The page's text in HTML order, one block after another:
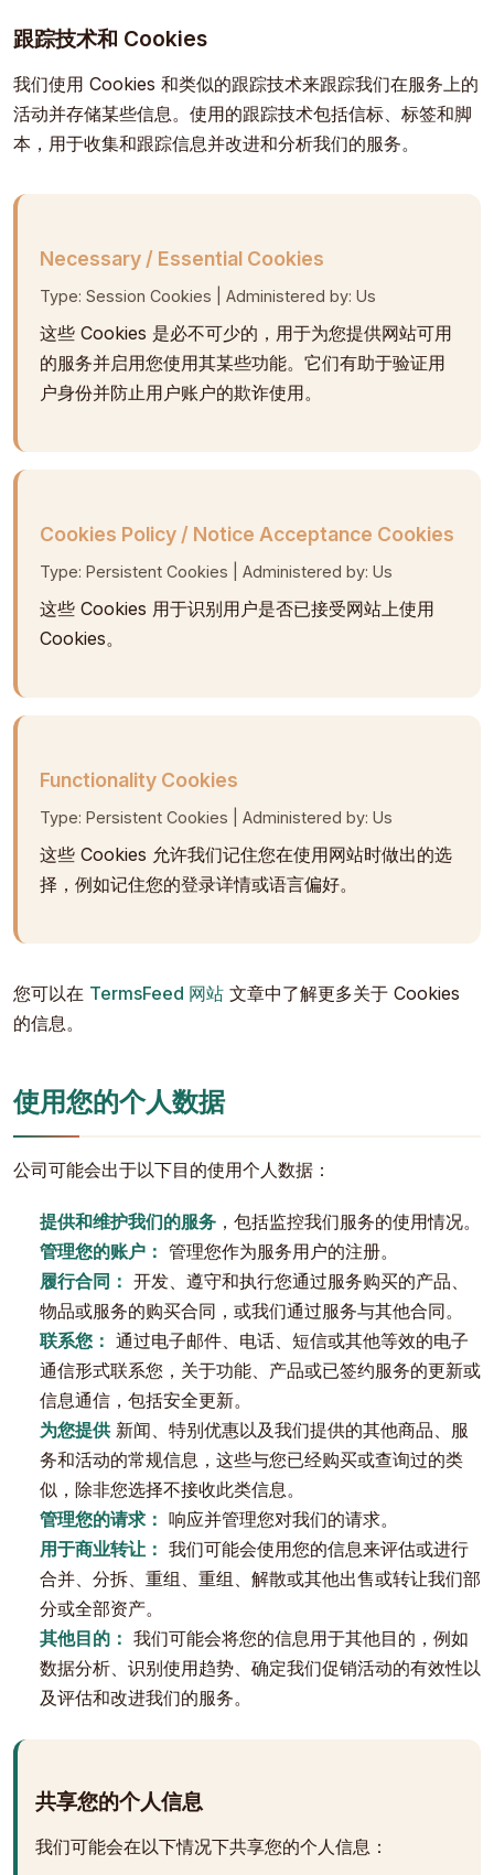
跟踪技术和 Cookies
我们使用 Cookies 和类似的跟踪技术来跟踪我们在服务上的
活动并存储某些信息。使用的跟踪技术包括信标、标签和脚
本，用于收集和跟踪信息并改进和分析我们的服务。
Necessary / Essential Cookies
Type: Session Cookies | Administered by: Us
这些 Cookies 是必不可少的，用于为您提供网站可用
的服务并启用您使用其某些功能。它们有助于验证用
户身份并防止用户账户的欺诈使用。
Cookies Policy / Notice Acceptance Cookies
Type: Persistent Cookies | Administered by: Us
这些 Cookies 用于识别用户是否已接受网站上使用
Cookies。
Functionality Cookies
Type: Persistent Cookies | Administered by: Us
这些 Cookies 允许我们记住您在使用网站时做出的选
择，例如记住您的登录详情或语言偏好。
您可以在 TermsFeed 网站 文章中了解更多关于 Cookies
的信息。
使用您的个人数据
公司可能会出于以下目的使用个人数据：
提供和维护我们的服务 ，包括监控我们服务的使用情况。
管理您的账户： 管理您作为服务用户的注册。
履行合同： 开发、遵守和执行您通过服务购买的产品、
物品或服务的购买合同，或我们通过服务与其他合同。
联系您： 通过电子邮件、电话、短信或其他等效的电子
通信形式联系您，关于功能、产品或已签约服务的更新或
信息通信，包括安全更新。
为您提供新闻、特别优惠以及我们提供的其他商品、服
务和活动的常规信息，这些与您已经购买或查询过的类
似，除非您选择不接收此类信息。
管理您的请求： 响应并管理您对我们的请求。
用于商业转让： 我们可能会使用您的信息来评估或进行
合并、分拆、重组、重组、解散或其他出售或转让我们部
分或全部资产。
其他目的： 我们可能会将您的信息用于其他目的，例如
数据分析、识别使用趋势、确定我们促销活动的有效性以
及评估和改进我们的服务。
共享您的个人信息
我们可能会在以下情况下共享您的个人信息：